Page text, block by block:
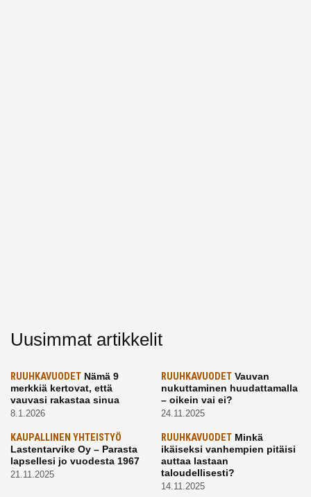
Uusimmat artikkelit
RUUHKAVUODET Nämä 9
merkkiä kertovat, että
vauvasi rakastaa sinua
8.1.2026
RUUHKAVUODETVauvan
nukuttaminen huudattamalla
– oikein vai ei?
24.11.2025
KAUPALLINEN YHTEISTYÖ
Lastentarvike Oy – Parasta
lapsellesi jo vuodesta 1967
21.11.2025
RUUHKAVUODETMinkä
ikäiseksi vanhempien pitäisi
auttaa lastaan
taloudellisesti?
14.11.2025